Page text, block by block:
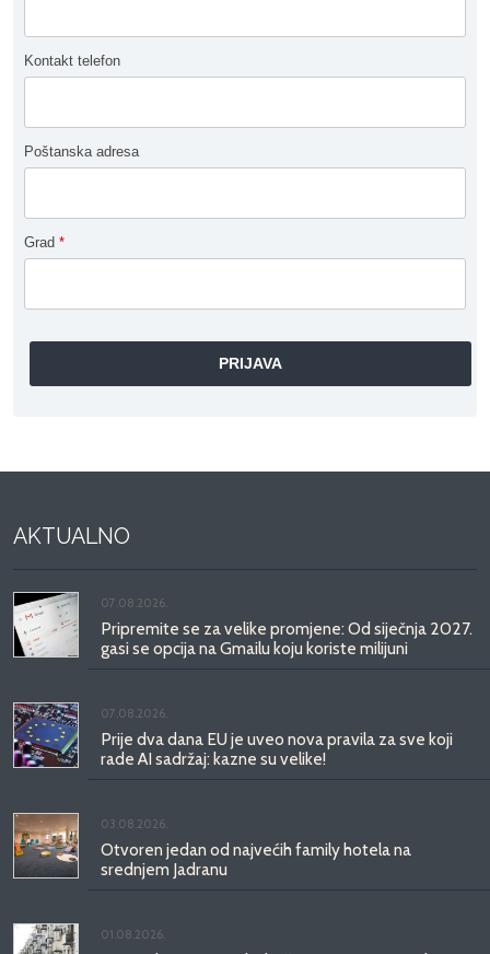
Kontakt telefon
Poštanska adresa
Grad *
AKTUALNO
07.08.2026.
Pripremite se za velike promjene: Od siječnja 2027.
gasi se opcija na Gmailu koju koriste milijuni
07.08.2026.
Prije dva dana EU je uveo nova pravila za sve koji
rade AI sadržaj: kazne su velike!
03.08.2026.
Otvoren jedan od najvećih family hotela na
srednjem Jadranu
01.08.2026.